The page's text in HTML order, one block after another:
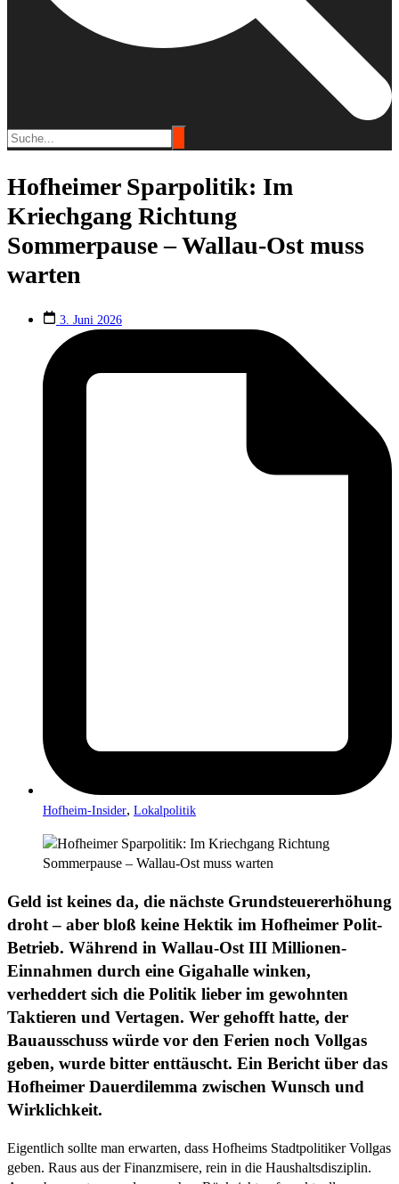
Hofheimer Sparpolitik: Im
Kriechgang Richtung
Sommerpause – Wallau-Ost muss
warten
3. Juni 2026
Hofheim-Insider, Lokalpolitik
Geld ist keines da, die nächste Grundsteuererhöhung
droht – aber bloß keine Hektik im Hofheimer Polit-
Betrieb. Während in Wallau-Ost III Millionen-
Einnahmen durch eine Gigahalle winken,
verheddert sich die Politik lieber im gewohnten
Taktieren und Vertagen. Wer gehofft hatte, der
Bauausschuss würde vor den Ferien noch Vollgas
geben, wurde bitter enttäuscht. Ein Bericht über das
Hofheimer Dauerdilemma zwischen Wunsch und
Wirklichkeit.
Eigentlich sollte man erwarten, dass Hofheims Stadtpolitiker Vollgas
geben. Raus aus der Finanzmisere, rein in die Haushaltsdisziplin.